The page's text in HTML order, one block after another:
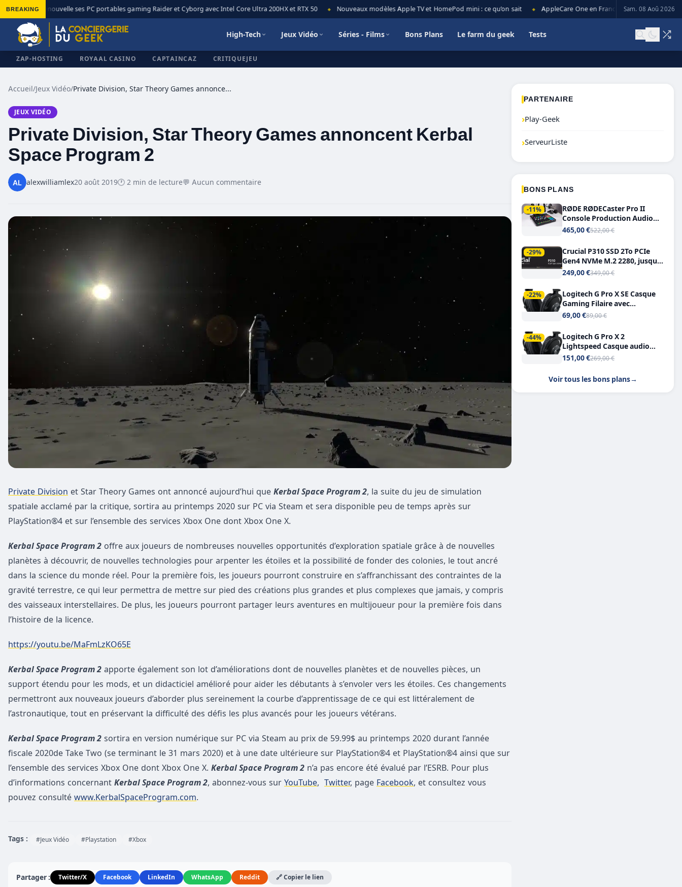
BREAKING
◆ MSI renouvelle ses PC portables gaming Raider et Cyborg avec Intel Core Ultra 200HX et RTX 50 Nouveaux modèles Apple TV et HomePod mini : ce qu’on sait AppleCare One en France : prix, couverture et
Sam. 08 Aoû 2026
High-Tech Jeux Vidéo Séries - Films Bons Plans Le farm du geek Tests
ZAP-HOSTING ROYAAL CASINO CAPTAINCAZ CRITIQUEJEU
Accueil/Jeux Vidéo/ Private Division, Star Theory Games annoncent Kerbal Space Program 2
JEUX VIDÉO
Private Division, Star Theory Games annoncent Kerbal
Space Program 2
alexwilliamlex20 août 2019🕐 2 min de lecture💬 Aucun commentaire
Private Division et Star Theory Games ont annoncé aujourd’hui que Kerbal Space Program 2, la suite du jeu de simulation
spatiale acclamé par la critique, sortira au printemps 2020 sur PC via Steam et sera disponible peu de temps après sur
PlayStation®4 et sur l’ensemble des services Xbox One dont Xbox One X.
Kerbal Space Program 2 offre aux joueurs de nombreuses nouvelles opportunités d’exploration spatiale grâce à de nouvelles
planètes à découvrir, de nouvelles technologies pour arpenter les étoiles et la possibilité de fonder des colonies, le tout ancré
dans la science du monde réel. Pour la première fois, les joueurs pourront construire en s’affranchissant des contraintes de la
gravité terrestre, ce qui leur permettra de mettre sur pied des créations plus grandes et plus complexes que jamais, y compris
des vaisseaux interstellaires. De plus, les joueurs pourront partager leurs aventures en multijoueur pour la première fois dans
l’histoire de la licence.
https://youtu.be/MaFmLzKO65E
Kerbal Space Program 2 apporte également son lot d’améliorations dont de nouvelles planètes et de nouvelles pièces, un
support étendu pour les mods, et un didacticiel amélioré pour aider les débutants à s’envoler vers les étoiles. Ces changements
permettront aux nouveaux joueurs d’aborder plus sereinement la courbe d’apprentissage de ce qui est littéralement de
l’astronautique, tout en préservant la difficulté des défis les plus avancés pour les joueurs vétérans.
Kerbal Space Program 2 sortira en version numérique sur PC via Steam au prix de 59.99$ au printemps 2020 durant l’année
fiscale 2020de Take Two (se terminant le 31 mars 2020) et à une date ultérieure sur PlayStation®4 et PlayStation®4 ainsi que sur
l’ensemble des services Xbox One dont Xbox One X. Kerbal Space Program 2 n’a pas encore été évalué par l’ESRB. Pour plus
d’informations concernant Kerbal Space Program 2, abonnez-vous sur YouTube, Twitter, page Facebook, et consultez vous
pouvez consulté www.KerbalSpaceProgram.com.
Tags : #Jeux Vidéo #Playstation #Xbox
Partager : Twitter/X Facebook LinkedIn WhatsApp Reddit 🔗 Copier le lien
PARTENAIRE
›Play-Geek
›ServeurListe
BONS PLANS
-11%
RØDE RØDECaster Pro II
Console Production Audio
Tout-en-Un, Bluetooth et
465,00 €522,00 €
-29%
Crucial P310 SSD 2To PCIe
Gen4 NVMe M.2 2280, jusqu’à
7.100 Mo/s
249,00 €349,00 €
-22%
Logitech G Pro X SE Casque
Gaming Filaire avec
Microphone Micro
7.1
69,00 €89,00 €
-44%
Logitech G Pro X 2
Lightspeed Casque audio
bluetooth
151,00 €269,00 €
Voir tous les bons plans→